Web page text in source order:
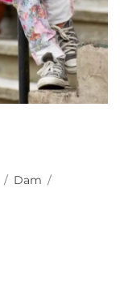
/ Dam /